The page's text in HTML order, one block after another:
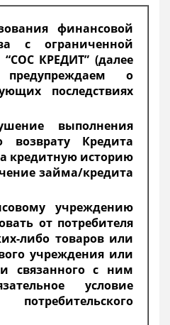
финансовой
с ограниченной
“СОС КРЕДИТ” (далее
о
последствиях
выполнения
возврату Кредита
кредитную историю
займа/кредита
учреждению
от потребителя
либо товаров или
учреждения или
связанного с ним
условие
потребительского